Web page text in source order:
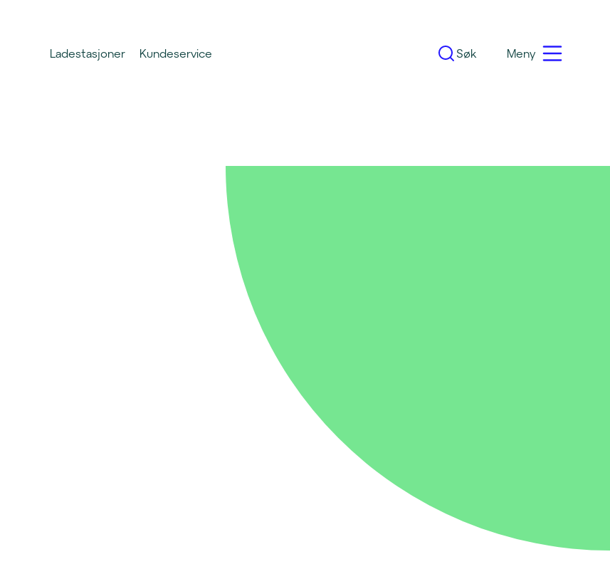
Ladestasjoner Kundeservice Søk Meny